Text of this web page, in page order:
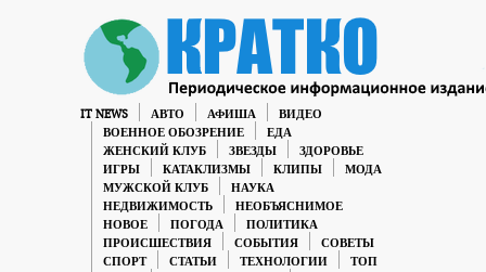
IT NEWS АВТО АФИША
ВИДЕО
ВОЕННОЕ ОБОЗРЕНИЕ
ЕДА
ЖЕНСКИЙ КЛУБ
ЗВЕЗДЫ
ЗДОРОВЬЕ
ИГРЫ
КАТАКЛИЗМЫ КЛИПЫ
МОДА
МУЖСКОЙ КЛУБ
НАУКА
НЕДВИЖИМОСТЬ
НЕОБЪЯСНИМОЕ
НОВОЕ
ПОГОДА
ПОЛИТИКА
ПРОИСШЕСТВИЯ
СОБЫТИЯ
СОВЕТЫ
СПОРТ
СТАТЬИ ТЕХНОЛОГИИ
ТОП